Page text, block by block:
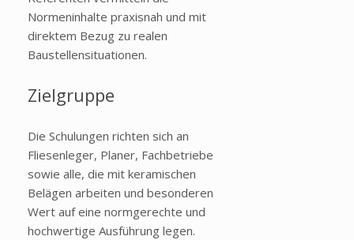
Normeninhalte praxisnah und mit
direktem Bezug zu realen
Baustellensituationen.
Zielgruppe
Die Schulungen richten sich an
Fliesenleger, Planer, Fachbetriebe
sowie alle, die mit keramischen
Belägen arbeiten und besonderen
Wert auf eine normgerechte und
hochwertige Ausführung legen.